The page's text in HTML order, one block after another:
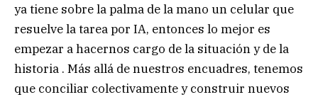
ya tiene sobre la palma de la mano un celular que
resuelve la tarea por IA, entonces lo mejor es
empezar a hacernos cargo de la situación y de la
historia . Más allá de nuestros encuadres, tenemos
que conciliar colectivamente y construir nuevos